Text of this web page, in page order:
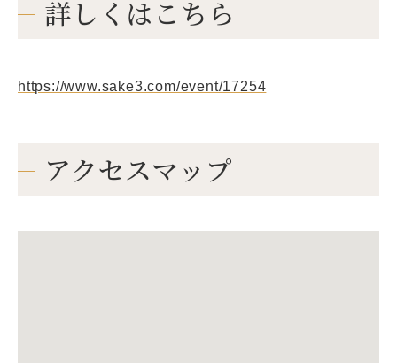
詳しくはこちら
https://www.sake3.com/event/17254
アクセスマップ